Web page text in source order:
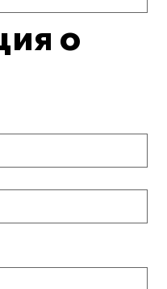
о